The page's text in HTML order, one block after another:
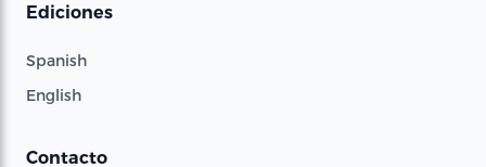
Ediciones
Spanish
English
Contacto